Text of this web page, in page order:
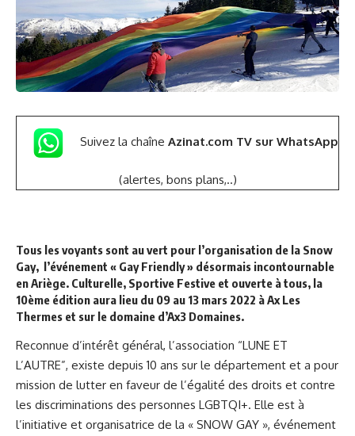
Suivez la chaîne Azinat.com TV sur WhatsApp
(alertes, bons plans,..)
Tous les voyants sont au vert pour l’organisation de la Snow
Gay, l’événement « Gay Friendly » désormais incontournable
en Ariège. Culturelle, Sportive Festive et ouverte à tous, la
10ème édition aura lieu du 09 au 13 mars 2022 à Ax Les
Thermes et sur le domaine d’Ax3 Domaines.
Reconnue d’intérêt général, l’association “LUNE ET
L’AUTRE”, existe depuis 10 ans sur le département et a pour
mission de lutter en faveur de l’égalité des droits et contre
les discriminations des personnes LGBTQI+. Elle est à
l’initiative et organisatrice de la « SNOW GAY », événement